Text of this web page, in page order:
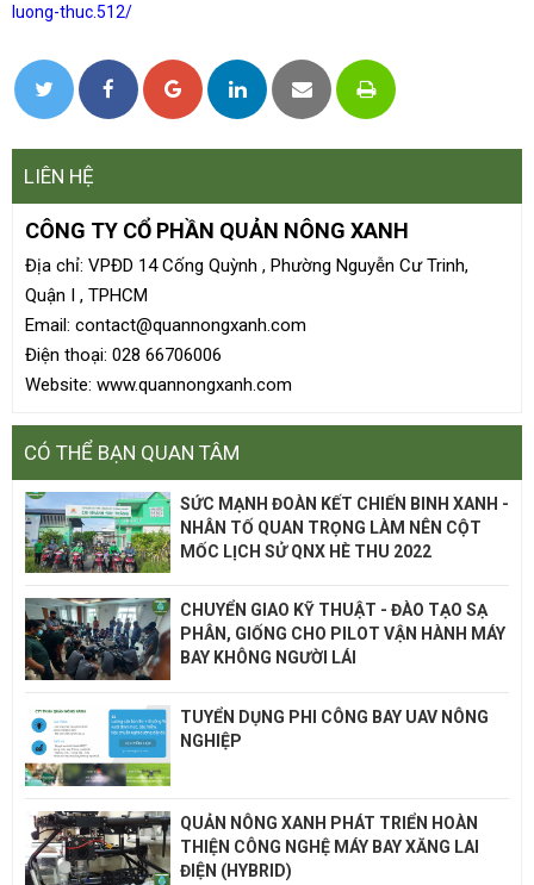
luong-thuc.512/
LIÊN HỆ
CÔNG TY CỔ PHẦN QUẢN NÔNG XANH
Địa chỉ: VPĐD 14 Cống Quỳnh , Phường Nguyễn Cư Trinh,
Quận I , TPHCM
Email: contact@quannongxanh.com
Điện thoại: 028 66706006
Website: www.quannongxanh.com
CÓ THỂ BẠN QUAN TÂM
SỨC MẠNH ĐOÀN KẾT CHIẾN BINH XANH -
NHÂN TỐ QUAN TRỌNG LÀM NÊN CỘT
MỐC LỊCH SỬ QNX HÈ THU 2022
CHUYỂN GIAO KỸ THUẬT - ĐÀO TẠO SẠ
PHÂN, GIỐNG CHO PILOT VẬN HÀNH MÁY
BAY KHÔNG NGƯỜI LÁI
TUYỂN DỤNG PHI CÔNG BAY UAV NÔNG
NGHIỆP
QUẢN NÔNG XANH PHÁT TRIỂN HOÀN
THIỆN CÔNG NGHỆ MÁY BAY XĂNG LAI
ĐIỆN (HYBRID)